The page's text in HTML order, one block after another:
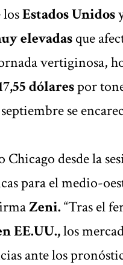
Estados Unidos
elevadasque
vertiginosa,
dólarespor
se
Chicago desde la
para el medio-
Zeni.“Tras el
EE.UU.,los
ante los